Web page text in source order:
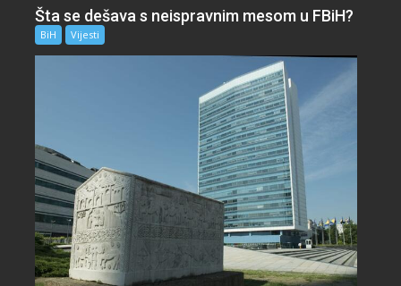
Šta se dešava s neispravnim mesom u FBiH?
BiH Vijesti